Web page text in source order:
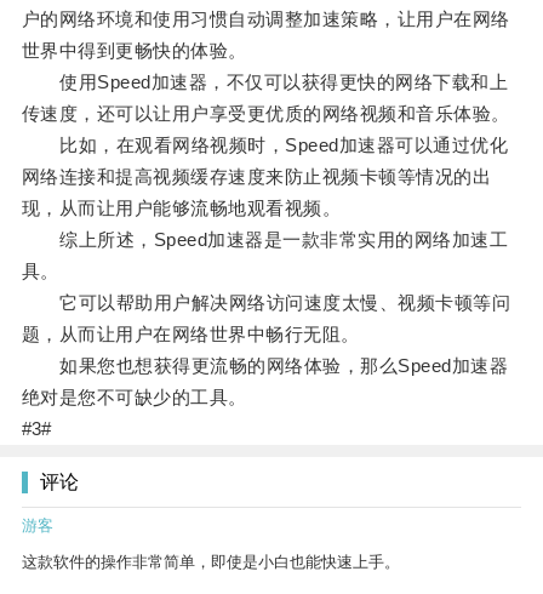
户的网络环境和使用习惯自动调整加速策略，让用户在网络
世界中得到更畅快的体验。
使用Speed加速器，不仅可以获得更快的网络下载和上
传速度，还可以让用户享受更优质的网络视频和音乐体验。
比如，在观看网络视频时，Speed加速器可以通过优化
网络连接和提高视频缓存速度来防止视频卡顿等情况的出
现，从而让用户能够流畅地观看视频。
综上所述，Speed加速器是一款非常实用的网络加速工
具。
它可以帮助用户解决网络访问速度太慢、视频卡顿等问
题，从而让用户在网络世界中畅行无阻。
如果您也想获得更流畅的网络体验，那么Speed加速器
绝对是您不可缺少的工具。
#3#
评论
游客
这款软件的操作非常简单，即使是小白也能快速上手。